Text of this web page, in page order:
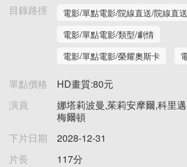
目錄路徑
電影/單點電影/院線直送/院線直送
電影/單點電影/類型/劇情
電影/單點電影/榮耀奧斯卡
單點價格
HD畫質:80元
演員
娜塔莉波曼,茱莉安摩爾,科里
梅爾頓
下片日期
2028-12-31
片長
117分